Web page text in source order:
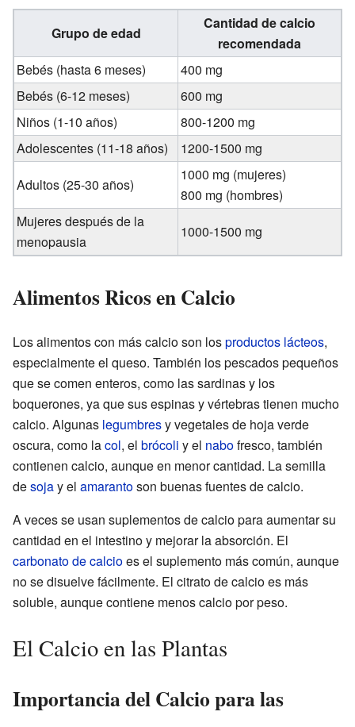
Grupo de edad
Cantidad de calcio
recomendada
Bebés (hasta 6 meses)
400 mg
Bebés (6-12 meses)
600 mg
Niños (1-10 años)
800-1200 mg
Adolescentes (11-18 años)
1200-1500 mg
Adultos (25-30 años)
1000 mg (mujeres)
800 mg (hombres)
Mujeres después de la
menopausia
1000-1500 mg
Alimentos Ricos en Calcio
Los alimentos con más calcio son losproductos lácteos,
especialmente el queso. También los pescados pequeños
que se comen enteros, como las sardinas y los
boquerones, ya que sus espinas y vértebras tienen mucho
calcio. Algunas legumbresy vegetales de hoja verde
oscura, como lacol, el brócoli y el nabofresco, también
contienen calcio, aunque en menor cantidad. La semilla
desojay el amarantoson buenas fuentes de calcio.
A veces se usan suplementos de calcio para aumentar su
cantidad en el intestino y mejorar la absorción. El
carbonato de calcioes el suplemento más común, aunque
no se disuelve fácilmente. El citrato de calcio es más
soluble, aunque contiene menos calcio por peso.
El Calcio en las Plantas
Importancia del Calcio para las